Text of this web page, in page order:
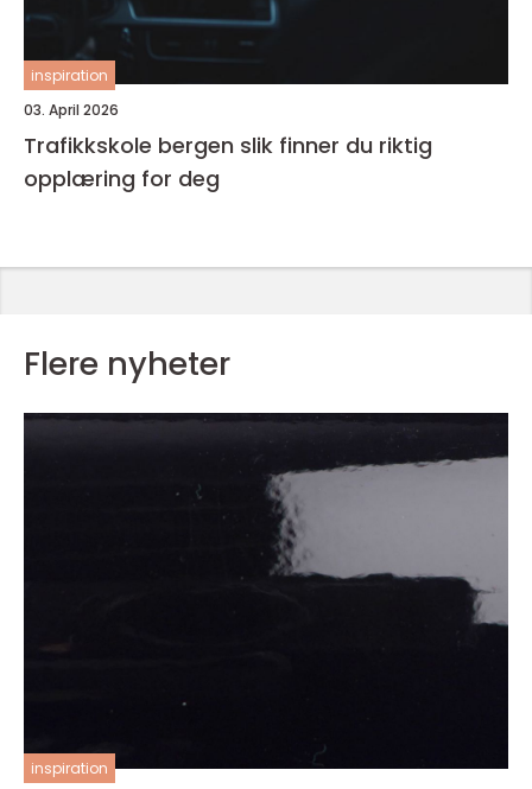
inspiration
03. April 2026
Trafikkskole bergen slik finner du riktig
opplæring for deg
Flere nyheter
inspiration